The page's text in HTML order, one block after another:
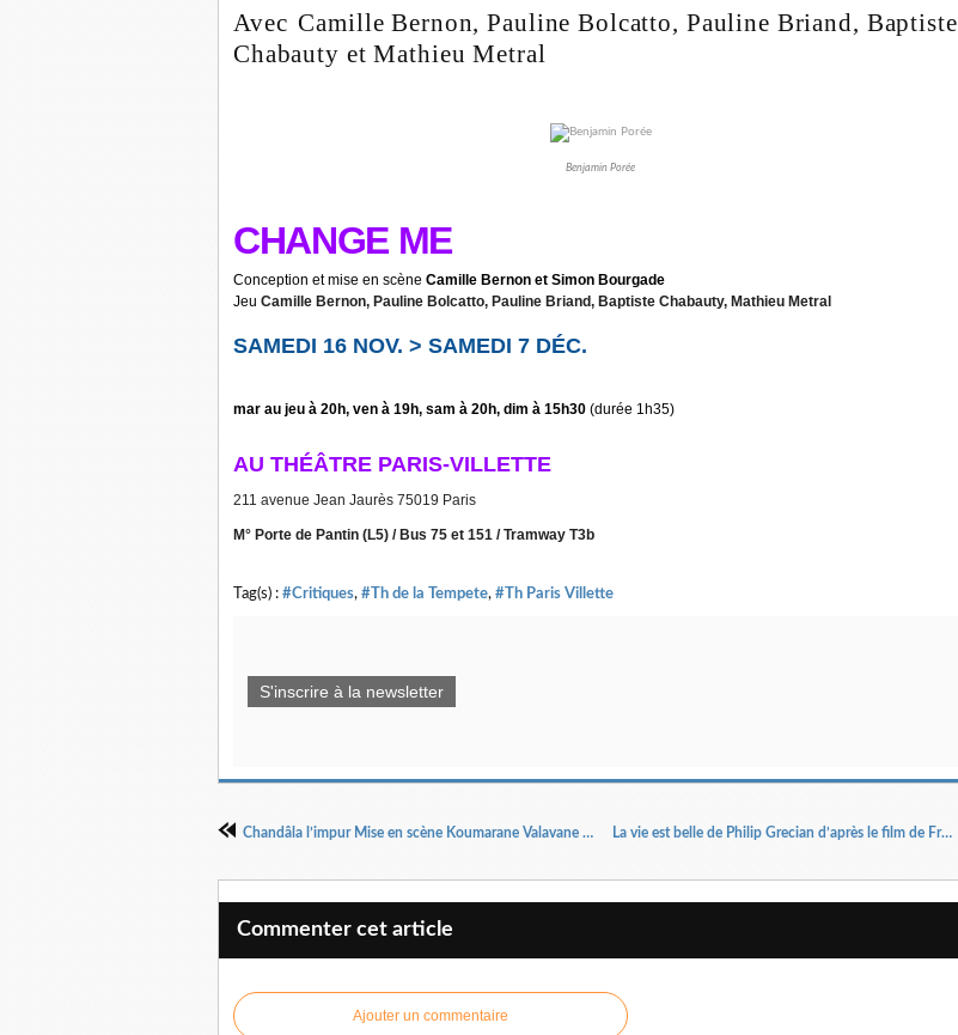
Avec Camille Bernon, Pauline Bolcatto, Pauline Briand, Baptiste
Chabauty et Mathieu Metral
Benjamin Porée
CHANGE ME
Conception et mise en scène Camille Bernon et Simon Bourgade
Jeu Camille Bernon, Pauline Bolcatto, Pauline Briand, Baptiste Chabauty, Mathieu Metral
SAMEDI 16 NOV. > SAMEDI 7 DÉC.
mar au jeu à 20h, ven à 19h, sam à 20h, dim à 15h30 (durée 1h35)
AU THÉÂTRE PARIS-VILLETTE
211 avenue Jean Jaurès 75019 Paris
M° Porte de Pantin (L5) / Bus 75 et 151 / Tramway T3b
Tag(s) : #Critiques, #Th de la Tempete, #Th Paris Villette
S'inscrire à la newsletter
Chandâla l’impur Mise en scène Koumarane Valavane Par le Théâtre Indianostrum de Pondichéry La vie est belle de Philip Grecian d’après le film de Frank Capra Mise en scène Stéphane Daurat
Commenter cet article
Ajouter un commentaire